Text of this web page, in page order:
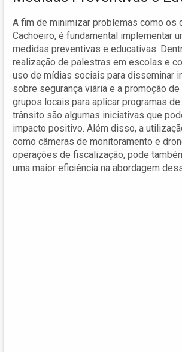
A fim de minimizar problemas como os
Cachoeiro, é fundamental implementar
medidas preventivas e educativas.
realização de palestras em escolas e
uso de mídias sociais para disseminar
sobre segurança viária e a promoção
grupos locais para aplicar programas de
trânsito são algumas iniciativas que
impacto positivo. Além disso, a
como câmeras de monitoramento e
operações de fiscalização, pode
uma maior eficiência na abordagem